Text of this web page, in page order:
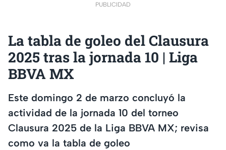
PUBLICIDAD
La tabla de goleo del Clausura
2025 tras la jornada 10 | Liga
BBVA MX
Este domingo 2 de marzo concluyó la
actividad de la jornada 10 del torneo
Clausura 2025 de la Liga BBVA MX; revisa
como va la tabla de goleo